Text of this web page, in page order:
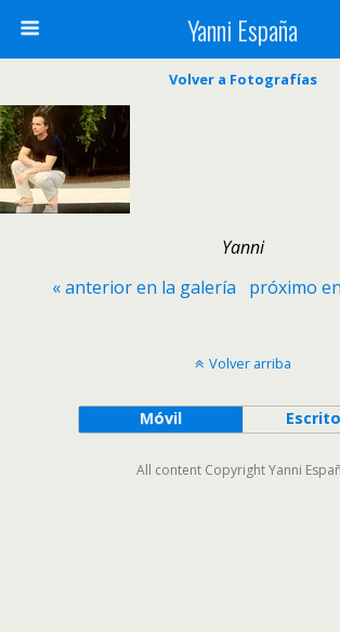
Yanni España
Volver a Fotografías
Yanni
« anterior en la galería
próximo
Volver arriba
Móvil
All content Copyright Yanni